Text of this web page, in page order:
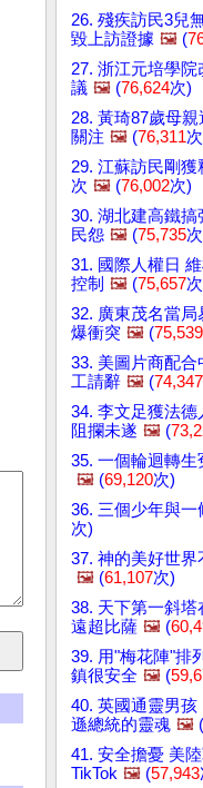
26. 殘疾訪民3兒
毀上訪證據 🖼️ (
27. 浙江元培學
議 🖼️ (76,624次)
28. 黃琦87歲母
關注 🖼️ (76,311
29. 江蘇訪民剛
次 🖼️ (76,002次)
30. 湖北建高鐵
民怨 🖼️ (75,735
31. 國際人權日
控制 🖼️ (75,657
32. 廣東茂名當
爆衝突 🖼️ (75,539
33. 美圖片商配合
工請辭 🖼️ (74,347
34. 李文足獲法德
阻攔未遂 🖼️ (
35. 一個輪迴轉
🖼️ (69,120次)
36. 三個少年與一
次)
37. 神的美好世界
🖼️ (61,107次)
38. 天下第一斜
遠超比薩 🖼️ (
39. 用"梅花陣"排
鎮很安全 🖼️ (
40. 英國通靈男
遜總統的靈魂 🖼️ (
41. 安全擔憂 美
TikTok 🖼️ (57,943